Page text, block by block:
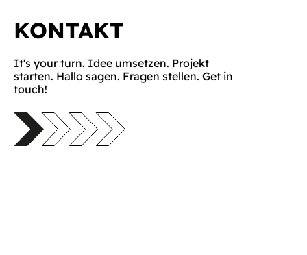
KONTAKT
It's your turn. Idee umsetzen. Projekt
starten. Hallo sagen. Fragen stellen. Get in
touch!